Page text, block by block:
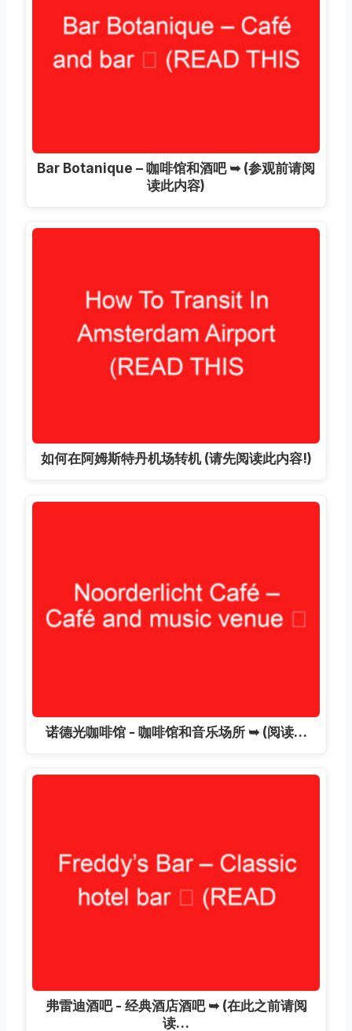
Bar Botanique – 咖啡馆和酒吧 ➥ (参观前请阅
读此内容)
如何在阿姆斯特丹机场转机 (请先阅读此内容!)
诺德光咖啡馆 - 咖啡馆和音乐场所 ➥ (阅读…
弗雷迪酒吧 - 经典酒店酒吧 ➥ (在此之前请阅
读…